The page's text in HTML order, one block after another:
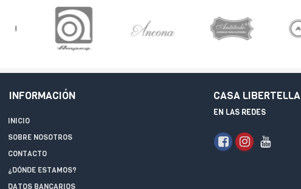
INFORMACIÓN
INICIO
SOBRE NOSOTROS
CONTACTO
¿DÓNDE ESTAMOS?
DATOS BANCARIOS
CASA LIBERTELLA
EN LAS REDES